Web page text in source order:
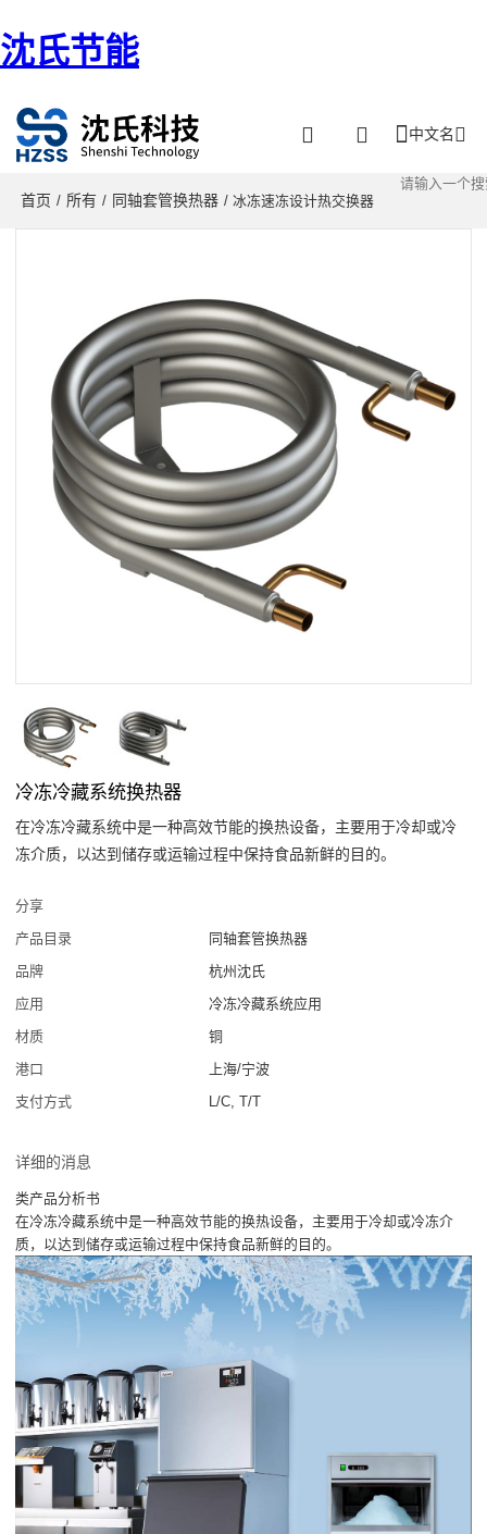
沈氏节能
中文名
首页 / 所有 / 同轴套管换热器 / 冰冻速冻设计热交换器
冷冻冷藏系统换热器
在冷冻冷藏系统中是一种高效节能的换热设备，主要用于冷却或冷
冻介质，以达到储存或运输过程中保持食品新鲜的目的。
分享
产品目录
同轴套管换热器
品牌
杭州沈氏
应用
冷冻冷藏系统应用
材质
铜
港口
上海/宁波
支付方式
L/C, T/T
详细的消息
类产品分析书
在冷冻冷藏系统中是一种高效节能的换热设备，主要用于冷却或冷冻介
质，以达到储存或运输过程中保持食品新鲜的目的。